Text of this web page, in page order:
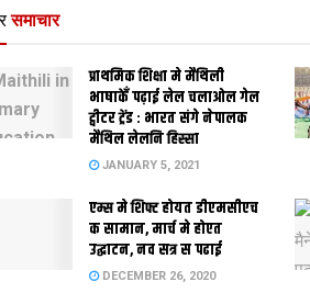
समाचार
प्राथमिक शि‍क्षा मे मैथि‍ली
भाषाकेँ पढ़ाई लेल चलाओल गेल
ट्वीटर ट्रेंड : भारत संगे नेपालक
मैथिल लेलनि हिस्सा
JANUARY 5, 2021
एम्स मे शिफ्ट होयत डीएमसीएच
क सामान, मार्च मे होएत
उद्घाटन, नव सत्र स पढाई
DECEMBER 26, 2020